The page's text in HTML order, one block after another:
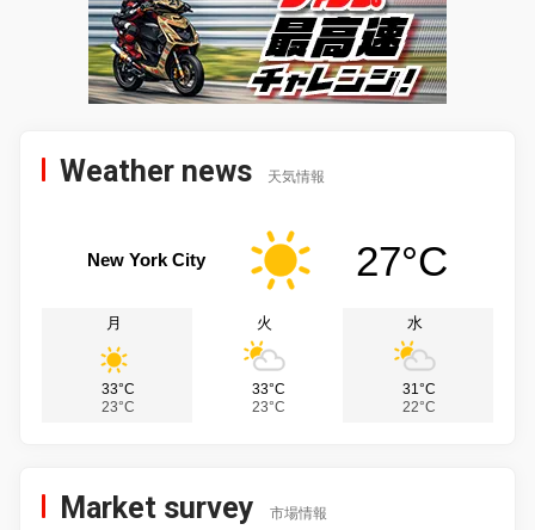
Weather news 天気情報
New York City 27°C
月
33°C
23°C
火
33°C
23°C
水
31°C
22°C
Market survey 市場情報